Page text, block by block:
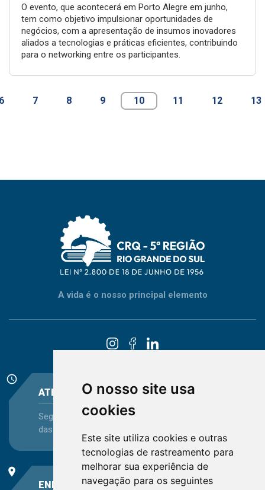
O nosso site usa
cookies
Este site utiliza cookies e outras
tecnologias de rastreamento para
melhorar sua experiência de
navegação para os seguintes
O evento, que acontecerá em Porto Alegre em junho,
tem como objetivo impulsionar oportunidades de
negócios, com a apresentação de insumos inovadores
aliados a tecnologias e práticas eficientes, contribuindo
para o networking entre os participantes.
7 8 9 10 11 12 13
A vida é o nosso principal elemento
schedule
ATENDIMENTO
Segunda-feira a Sexta-feira - das 08:30 às 12:15 e
das 13:30 às 16:45
place
ENDEREÇO